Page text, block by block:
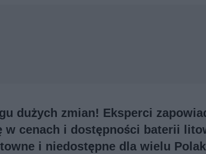
dużych zmian! Eksperci
w cenach i dostępności baterii
i niedostępne dla wielu